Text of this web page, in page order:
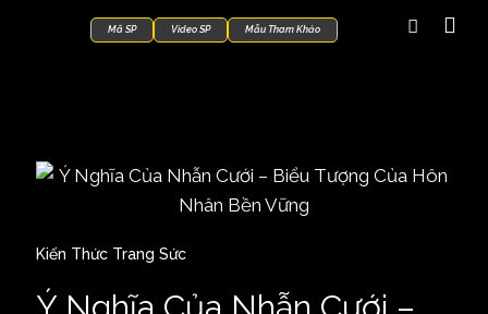
Mã SP Video SP Mẫu Tham Khảo
Kiến Thức Trang Sức